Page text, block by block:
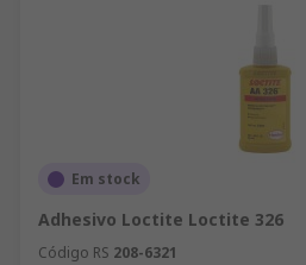
Em stock
Adhesivo Loctite Loctite 326
Código RS 208-6321